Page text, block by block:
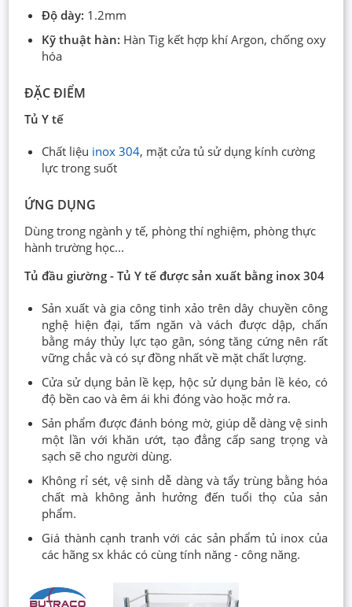
Độ dày: 1.2mm
Kỹ thuật hàn: Hàn Tig kết hợp khí Argon, chống oxy
hóa
ĐẶC ĐIỂM
Tủ Y tế
Chất liệu inox 304, mặt cửa tủ sử dụng kính cường
lực trong suốt
ỨNG DỤNG
Dùng trong ngành y tế, phòng thí nghiệm, phòng thực
hành trường học...
Tủ đầu giường - Tủ Y tế được sản xuất bằng inox 304
Sản xuất và gia công tinh xảo trên dây chuyền công
nghệ hiện đại, tấm ngăn và vách được dập, chấn
bằng máy thủy lực tạo gân, sóng tăng cứng nên rất
vững chắc và có sự đồng nhất về mặt chất lượng.
Cửa sử dụng bản lề kẹp, hộc sử dụng bản lề kéo, có
độ bền cao và êm ái khi đóng vào hoặc mở ra.
Sản phẩm được đánh bóng mờ, giúp dễ dàng vệ sinh
một lần với khăn ướt, tạo đẳng cấp sang trọng và
sạch sẽ cho người dùng.
Không rỉ sét, vệ sinh dễ dàng và tẩy trùng bằng hóa
chất mà không ảnh hưởng đến tuổi thọ của sản
phẩm.
Giá thành cạnh tranh với các sản phẩm tủ inox của
các hãng sx khác có cùng tính năng - công năng.